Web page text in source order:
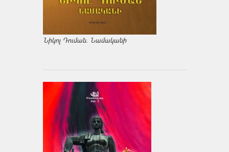
Նիկոլ Դուման. Նամականի